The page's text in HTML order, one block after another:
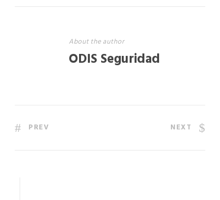
About the author
ODIS Seguridad
PREV NEXT